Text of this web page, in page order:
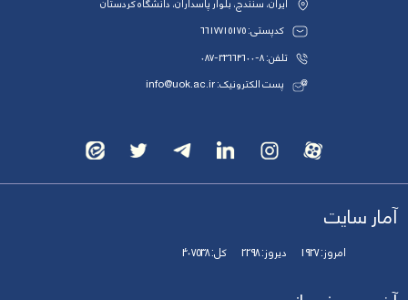
ایران، سنندج، بلوار پاسداران، دانشگاه کردستان
کدپستی: 6617715175
تلفن: 8-33664600-087
پست الکترونیک: info@uok.ac.ir
آمار سایت
امروز:1927 دیروز:2298 کل:407538